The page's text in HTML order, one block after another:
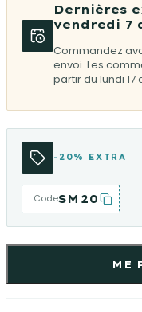
Dernières
vendredi 7
Commandez
envoi. Les
partir du lundi 17
-20% EXTRA
CodeSM20
ME